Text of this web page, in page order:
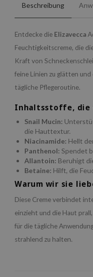
Beschreibung
Entdecke die Elizavecca
Feuchtigkeitscreme, die
Kraft von
feine Linien zu glätten und
tägliche Pflegeroutine.
Inhaltsstoffe, die
Snail Mucin:
die Hauttextur.
Niacinamide: Hellt
Panthenol: Spendet
Allantoin: Beruhigt
Betaine: Hilft, die
Warum wir sie
Diese Creme verbindet
einzieht und die Haut
für die tägliche
strahlend zu halten.